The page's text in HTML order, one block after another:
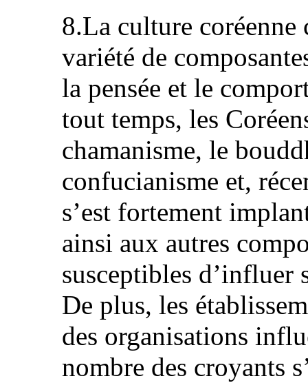
8.La culture coréenne
variété de
la pensée et le
tout temps, les
chamanisme, le
confucianisme et,
s’est fortement
ainsi aux autres
susceptibles d’influer
De plus, les
des organisations
nombre des croyants